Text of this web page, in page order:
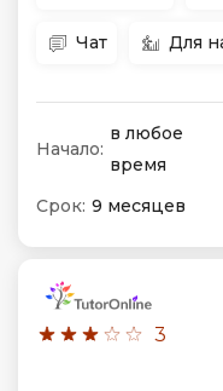
Чат Для
Начало:
в любое
время
Срок: 9 месяцев
3